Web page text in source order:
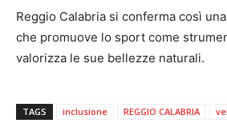
Reggio Calabria si conferma così
che promuove lo sport come
valorizza le sue bellezze naturali.
TAGS inclusione REGGIO CALABRIA